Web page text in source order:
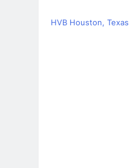
HVB Houston, Texas